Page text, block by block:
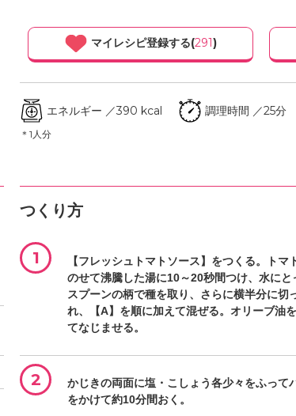
マイレシピ登録する(291)
エネルギー ／390 kcal
＊1人分
調理時間 ／25分
つくり方
1
【フレッシュトマトソース】をつくる。ト
のせて沸騰した湯に10～20秒間つけ、水に
スプーンの柄で種を取り、さらに横半分に
れ、【A】を順に加えて混ぜる。オリーブ油
てなじませる。
2 かじきの両面に塩・こしょう各少々をふって
をかけて約10分間おく。